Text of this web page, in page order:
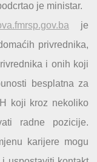
je ministar.
je
privrednika,
i onih koji
besplatna za
koji kroz nekoliko
radne pozicije.
karijere mogu